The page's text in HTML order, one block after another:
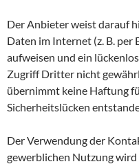
Der Anbieter weist darauf
Daten im Internet (z. B. per
aufweisen und ein
Zugriff Dritter nicht
übernimmt keine Haftung
Sicherheitslücken
Der Verwendung der
gewerblichen Nutzung